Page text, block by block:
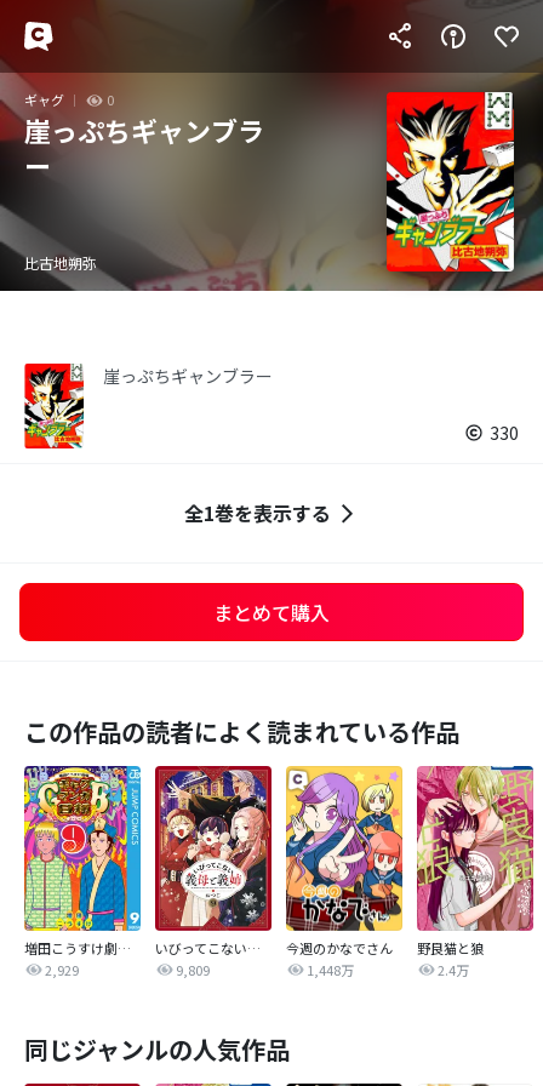
ギャグ 0
崖っぷちギャンブラ
ー
比古地朔弥
崖っぷちギャンブラー
330
全1巻を表示する
まとめて購入
この作品の読者によく読まれている作品
増田こうすけ劇場 ギャグマンガ日和GB
2,929
いびってこない義母と義姉
9,809
今週のかなでさん
1,448万
野良猫と狼
2.4万
同じジャンルの人気作品